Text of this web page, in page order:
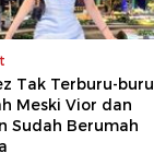
Tak Terburu-buru
Meski Vior dan
Sudah Berumah